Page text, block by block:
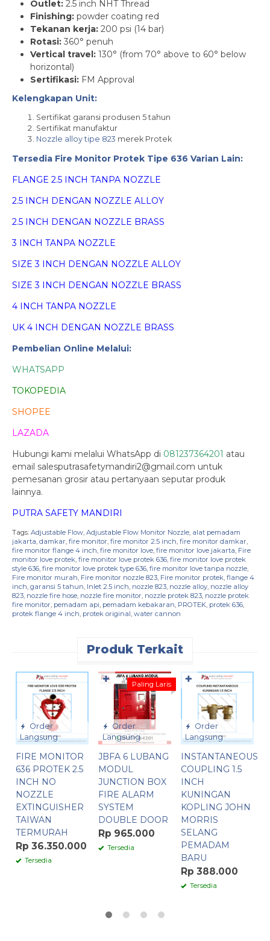
Outlet: 2.5 inch NHT Thread
Finishing: powder coating red
Tekanan kerja: 200 psi (14 bar)
Rotasi: 360° penuh
Vertical travel: 130° (from 70° above to 60° below
horizontal)
Sertifikasi: FM Approval
Kelengkapan Unit:
Sertifikat garansi produsen 5 tahun
Sertifikat manufaktur
Nozzle alloy tipe 823 merek Protek
Tersedia Fire Monitor Protek Tipe 636 Varian Lain:
FLANGE 2.5 INCH TANPA NOZZLE
2.5 INCH DENGAN NOZZLE ALLOY
2.5 INCH DENGAN NOZZLE BRASS
3 INCH TANPA NOZZLE
SIZE 3 INCH DENGAN NOZZLE ALLOY
SIZE 3 INCH DENGAN NOZZLE BRASS
4 INCH TANPA NOZZLE
UK 4 INCH DENGAN NOZZLE BRASS
Pembelian Online Melalui:
WHATSAPP
TOKOPEDIA
SHOPEE
LAZADA
Hubungi kami melalui WhatsApp di 081237364201 atau
email salesputrasafetymandiri2@gmail.com untuk
pemesanan grosir atau pertanyaan seputar produk
lainnya.
PUTRA SAFETY MANDIRI
Tags: Adjustable Flow, Adjustable Flow Monitor Nozzle, alat pemadam
jakarta, damkar, fire monitor, fire monitor 2.5 inch, fire monitor damkar,
fire monitor flange 4 inch, fire monitor love, fire monitor love jakarta, Fire
monitor love protek, fire monitor love protek 636, fire monitor love protek
style 636, fire monitor love protek type 636, fire monitor love tanpa nozzle,
Fire monitor murah, Fire monitor nozzle 823, Fire monitor protek, flange 4
inch, garansi 5 tahun, Inlet 2.5 inch, nozzle 823, nozzle alloy, nozzle alloy
823, nozzle fire hose, nozzle fire monitor, nozzle protek 823, nozzle protek
fire monitor, pemadam api, pemadam kebakaran, PROTEK, protek 636,
protek flange 4 inch, protek original, water cannon
Produk Terkait
Order
Langsung
FIRE MONITOR
636 PROTEK 2.5
INCH NO
NOZZLE
EXTINGUISHER
TAIWAN
TERMURAH
Rp 36.350.000
Tersedia
Order
Langsung
Paling Laris
JBFA 6 LUBANG
MODUL
JUNCTION BOX
FIRE ALARM
SYSTEM
DOUBLE DOOR
Rp 965.000
Tersedia
✚
Order
Langsung
INSTANTANEOUS
COUPLING 1.5
INCH
KUNINGAN
KOPLING JOHN
MORRIS
SELANG
PEMADAM
BARU
Rp 388.000
Tersedia
✚